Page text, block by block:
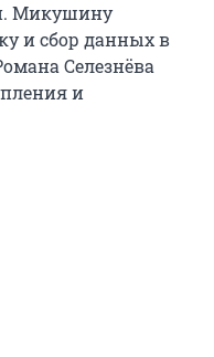
Микушину
и сбор данных в
Селезнёва
и